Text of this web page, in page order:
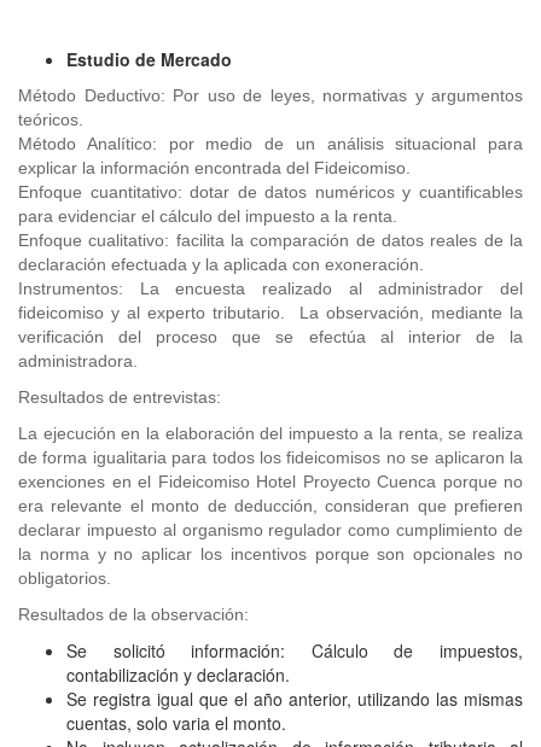
Estudio de Mercado
Método Deductivo: Por uso de leyes, normativas y argumentos
teóricos.
Método Analítico: por medio de un análisis situacional para
explicar la información encontrada del Fideicomiso.
Enfoque cuantitativo: dotar de datos numéricos y cuantificables
para evidenciar el cálculo del impuesto a la renta.
Enfoque cualitativo: facilita la comparación de datos reales de la
declaración efectuada y la aplicada con exoneración.
Instrumentos: La encuesta realizado al administrador del
fideicomiso y al experto tributario. La observación, mediante la
verificación del proceso que se efectúa al interior de la
administradora.
Resultados de entrevistas:
La ejecución en la elaboración del impuesto a la renta, se realiza
de forma igualitaria para todos los fideicomisos no se aplicaron la
exenciones en el Fideicomiso Hotel Proyecto Cuenca porque no
era relevante el monto de deducción, consideran que prefieren
declarar impuesto al organismo regulador como cumplimiento de
la norma y no aplicar los incentivos porque son opcionales no
obligatorios.
Resultados de la observación:
Se solicitó información: Cálculo de impuestos,
contabilización y declaración.
Se registra igual que el año anterior, utilizando las mismas
cuentas, solo varia el monto.